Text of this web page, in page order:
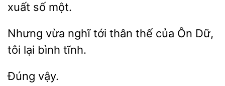
xuất số
Nhưng vừa nghĩ tới thân
của Ôn
tôi lại bình